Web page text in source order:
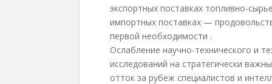
экспортных поставках топливно-
импортных поставках —
первой необходимости .
Ослабление научно-технического и
исследований на стратегически
отток за рубеж специалистов и